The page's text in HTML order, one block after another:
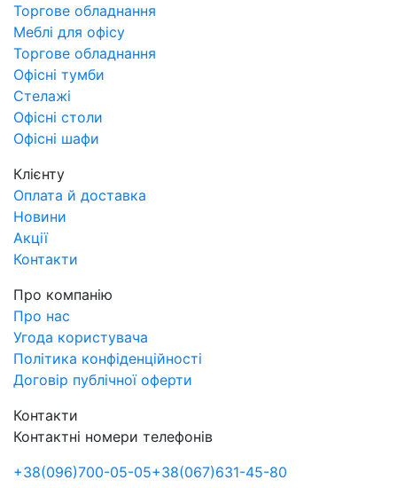
Торгове обладнання
Меблі для офісу
Торгове обладнання
Офісні тумби
Стелажі
Офісні столи
Офісні шафи
Клієнту
Оплата й доставка
Новини
Акції
Контакти
Про компанію
Про нас
Угода користувача
Політика конфіденційності
Договір публічної оферти
Контакти
Контактні номери телефонів
+38(096)700-05-05+38(067)631-45-80